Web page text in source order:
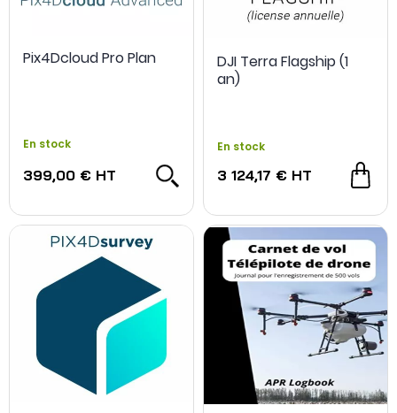
Pix4Dcloud Pro Plan
En stock
399,00 € HT
DJI Terra Flagship (1
an)
En stock
3 124,17 € HT